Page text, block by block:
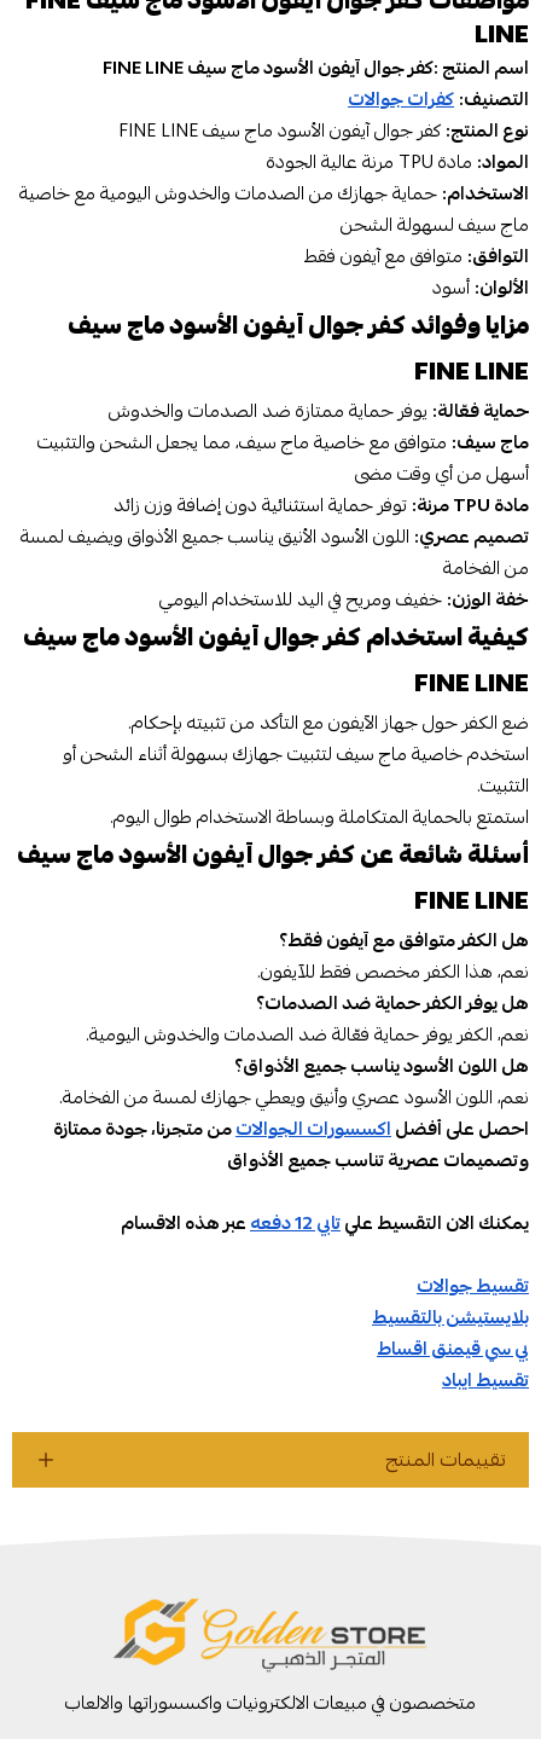
LINE
اسم المنتج :كفر جوال آيفون الأسود ماج سيف FINE LINE
التصنيف:كفرات جوالات
نوع المنتج:كفر جوال آيفون الأسود ماج سيف FINE LINE
المواد: مادة TPU مرنة عالية الجودة
الاستخدام:حماية جهازك من الصدمات والخدوش اليومية مع خاصية
ماج سيف لسهولة الشحن
التوافق: متوافق مع آيفون فقط
الألوان:أسود
مزايا وفوائد كفر جوال آيفون الأسود ماج سيف
FINE LINE
حماية فعّالة: يوفر حماية ممتازة ضد الصدمات والخدوش
ماج سيف: متوافق مع خاصية ماج سيف، مما يجعل الشحن والتثبيت
أسهل من أي وقت مضى
مادة TPU مرنة:
توفر حماية استثنائية دون إضافة وزن زائد
تصميم عصري: اللون الأسود الأنيق يناسب جميع الأذواق ويضيف لمسة
من الفخامة
خفة الوزن:خفيف ومريح في اليد للاستخدام اليومي
كيفية استخدام كفر جوال آيفون الأسود ماج سيف
FINE LINE
ضع الكفر حول جهاز الآيفون مع التأكد من تثبيته بإحكام.
استخدم خاصية ماج سيف لتثبيت جهازك بسهولة أثناء الشحن أو
التثبيت.
استمتع بالحماية المتكاملة وبساطة الاستخدام طوال اليوم.
أسئلة شائعة عن كفر جوال آيفون الأسود ماج سيف
FINE LINE
هل الكفر متوافق مع آيفون فقط؟
نعم، هذا الكفر مخصص فقط للآيفون.
هل يوفر الكفر حماية ضد الصدمات؟
نعم، الكفر يوفر حماية فعّالة ضد الصدمات والخدوش اليومية.
هل اللون الأسود يناسب جميع الأذواق؟
نعم، اللون الأسود عصري وأنيق ويعطي جهازك لمسة من الفخامة.
احصل على أفضلاكسسورات الجوالاتمن متجرنا، جودة ممتازة
وتصميمات عصرية تناسب جميع الأذواق
يمكنك الان التقسيط عليتابي 12 دفعه
عبر هذه الاقسام
تقسيط جوالات
بلايستيشن بالتقسيط
بي سي قيمنق اقساط
تقسيط ايباد
تقييمات المنتج
متخصصون في مبيعات الالكترونيات واكسسوراتها والالعاب